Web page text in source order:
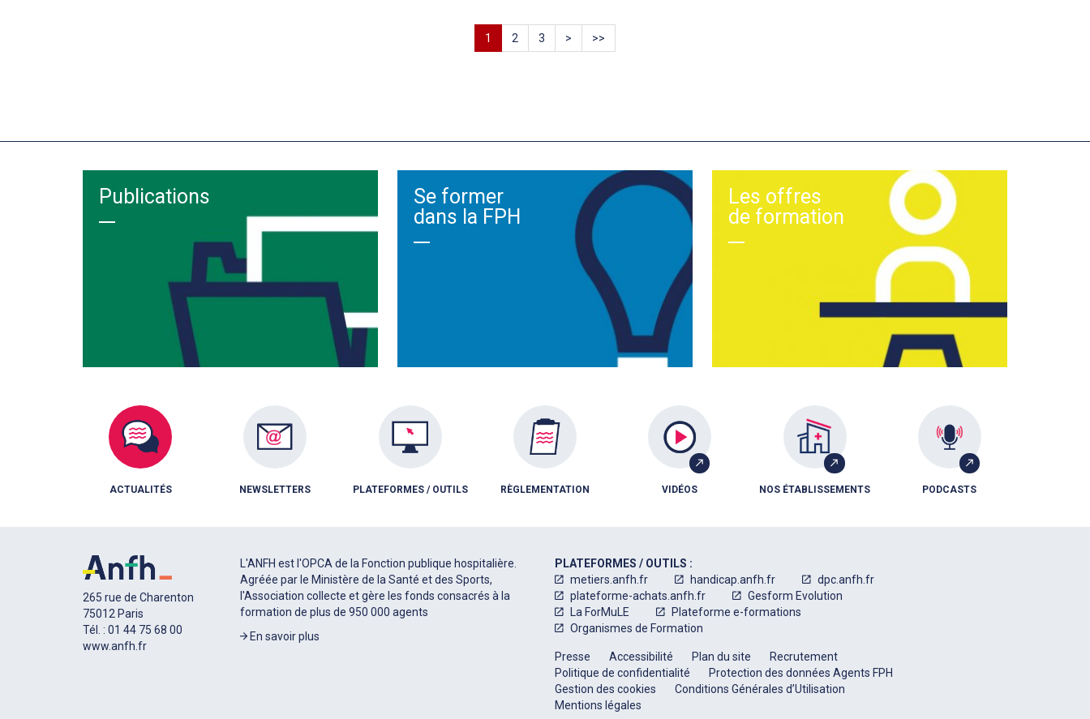
1 2 3 > >>
Publications
Se former
dans la FPH
Les offres
de formation
ACTUALITÉS NEWSLETTERS PLATEFORMES / OUTILS RÈGLEMENTATION VIDÉOS NOS ÉTABLISSEMENTS PODCASTS
265 rue de Charenton
75012 Paris
Tél. : 01 44 75 68 00
www.anfh.fr
L'ANFH est l'OPCA de la Fonction publique hospitalière.
Agréée par le Ministère de la Santé et des Sports,
l'Association collecte et gère les fonds consacrés à la
formation de plus de 950 000 agents
En savoir plus
PLATEFORMES / OUTILS :
metiers.anfh.fr
handicap.anfh.fr
dpc.anfh.fr
plateforme-achats.anfh.fr
Gesform Evolution
La ForMuLE
Plateforme e-formations
Organismes de Formation
Presse Accessibilité Plan du site
Recrutement
Politique de confidentialité
Protection des données Agents FPH
Gestion des cookies
Conditions Générales d’Utilisation
Mentions légales